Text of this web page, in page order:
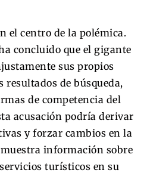
el centro de la polémica.
concluido que el gigante
sus propios
resultados de búsqueda,
de competencia del
acusación podría derivar
y forzar cambios en la
información sobre
turísticos en su